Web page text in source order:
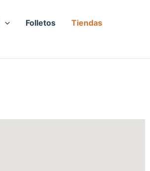
Folletos
Tiendas